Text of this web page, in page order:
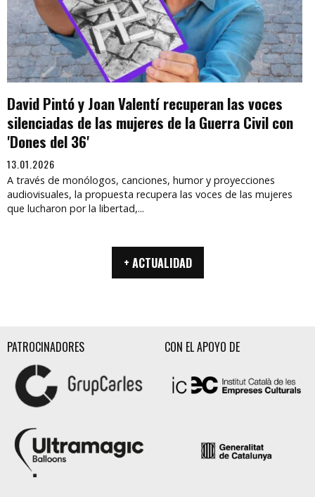
David Pintó y Joan Valentí recuperan las voces
silenciadas de las mujeres de la Guerra Civil con
'Dones del 36'
13.01.2026
A través de monólogos, canciones, humor y proyecciones
audiovisuales, la propuesta recupera las voces de las mujeres
que lucharon por la libertad,...
+ ACTUALIDAD
PATROCINADORES CON EL APOYO DE